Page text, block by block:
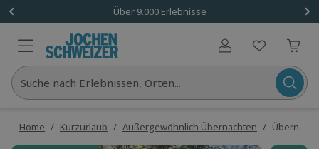
Über 9.000 Erlebnisse
Benutzerkonto
Suche nach Erlebnissen, Orten...
Home / Kurzurlaub / Außergewöhnlich Übernachten /